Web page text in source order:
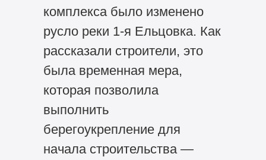
комплекса было изменено
русло реки 1-я Ельцовка. Как
рассказали строители, это
была временная мера,
которая позволила
выполнить
берегоукрепление для
начала строительства —